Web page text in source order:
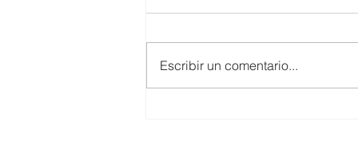
Escribir un comentario...